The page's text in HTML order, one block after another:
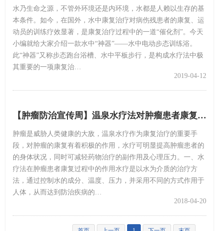
2019-04-12
水乃生命之源，不管外环境还是内环境，水都是人赖以生存的基
本条件。如今，在国外，水中康复治疗对病伤残患者的康复、运
动员的训练疗效显著，是康复治疗过程中的一道“催化剂”。今天
小编就给大家介绍一款水中“神器”——水中电动步态训练浴。
此“神器”又称步态跑台浴槽、水中平板步行，是构成水疗法中极
其重要的一项康复治…
【肿瘤防治宣传周】温泉水疗法对肿瘤患者康复进程的影响
2018-04-20
肿瘤是威胁人类健康的大敌，温泉水疗作为康复治疗的重要手
段，对肿瘤的康复有着积极的作用，水疗可明显提高肿瘤患者的
的身体状况，同时可减轻药物治疗的副作用及心理压力。一、水
疗法在肿瘤患者康复过程中的作用水疗是以水为介质的治疗方
法，通过控制水的成分、温度、压力，并采用不同的方式作用于
人体，从而达到防治疾病的…